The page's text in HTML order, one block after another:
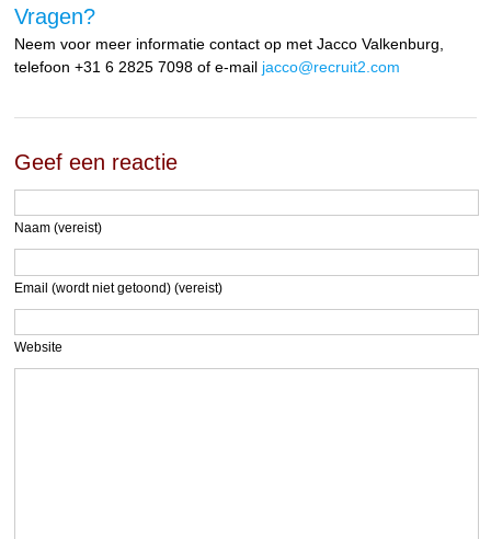
Vragen?
Neem voor meer informatie contact op met Jacco Valkenburg,
telefoon +31 6 2825 7098 of e-mail jacco@recruit2.com
Geef een reactie
Naam (vereist)
Email (wordt niet getoond) (vereist)
Website